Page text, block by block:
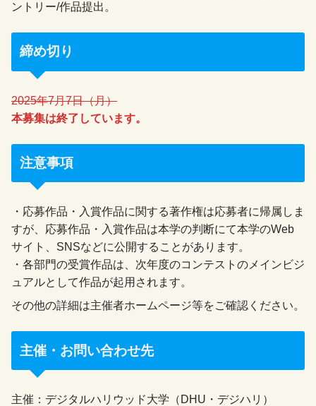
ントリー/作品提出。
締め切り
2025年7月7日（月）
本募集は終了しています。
注意事項
・応募作品・入賞作品に関する著作権は応募者に帰属しま
すが、応募作品・入賞作品は本学の判断にて本学のWeb
サイト、SNSなどに公開することがあります。
・各部門の受賞作品は、次年度のコンテストのメインビジ
ュアルとして作品が起用されます。
その他の詳細は主催者ホームページ等をご確認ください。
主催・お問い合わせ先
主催：デジタルハリウッド大学（DHU・デジハリ）